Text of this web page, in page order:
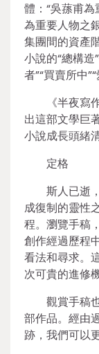
體：“吳蓀甫
為重要人物之
集團間的資產
小說的“總構
者”“買賣所中
《半夜
出這部文學巨
小說成長頭緒
定格
斯人已逝
成復制的靈性
程。瀏覽手稿
創作經過歷程
看法和尋求。
次可貴的進修機
觀賞手稿
部作品。經由
跡，我們可以